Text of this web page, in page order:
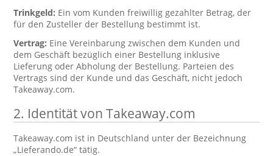
Trinkgeld: Ein vom Kunden freiwillig gezahlter Betrag, der
für den Zusteller der Bestellung bestimmt ist.
Vertrag: Eine Vereinbarung zwischen dem Kunden und
dem Geschäft bezüglich einer Bestellung inklusive
Lieferung oder Abholung der Bestellung. Parteien des
Vertrags sind der Kunde und das Geschäft, nicht jedoch
Takeaway.com.
2. Identität von Takeaway.com
Takeaway.com ist in Deutschland unter der Bezeichnung
„Lieferando.de“ tätig.